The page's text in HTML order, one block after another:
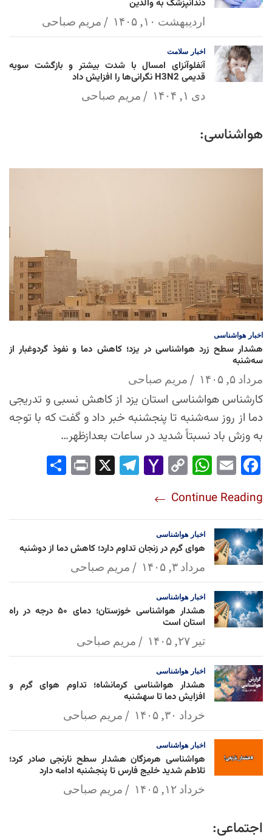
دندانپزشک به والدین
اردیبهشت ۱۰, ۱۴۰۵ مریم صباحی
اخبار سلامت
آنفلوآنزای امسال با شدت بیشتر و بازگشت سویه
قدیمی H3N2 نگرانی‌ها را افزایش داد
دی ۱, ۱۴۰۴ مریم صباحی
هواشناسی:
اخبار هواشناسی
هشدار سطح زرد هواشناسی در یزد؛ کاهش دما و نفوذ گردوغبار از
سه‌شنبه
مرداد ۵, ۱۴۰۵ مریم صباحی
کارشناس هواشناسی استان یزد از کاهش نسبی و تدریجی
دما از روز سه‌شنبه تا پنجشنبه خبر داد و گفت که با توجه
به وزش باد نسبتاً شدید در ساعات بعدازظهر…
Fac
ok
Em
Wh
Ap
p
Co
Lin
k
Yah
l
Tel
Pri
Continue Reading
اخبار هواشناسی
هوای گرم در زنجان تداوم دارد؛ کاهش دما از دوشنبه
مرداد ۳, ۱۴۰۵ مریم صباحی
اخبار هواشناسی
هشدار هواشناسی خوزستان؛ دمای ۵۰ درجه در راه
استان است
تیر ۲۷, ۱۴۰۵ مریم صباحی
اخبار هواشناسی
هشدار هواشناسی کرمانشاه؛ تداوم هوای گرم و
افزایش دما تا سهشنبه
خرداد ۳۰, ۱۴۰۵ مریم صباحی
اخبار هواشناسی
هواشناسی هرمزگان هشدار سطح نارنجی صادر کرد؛
تلاطم شدید خلیج فارس تا پنجشنبه ادامه دارد
خرداد ۱۲, ۱۴۰۵ مریم صباحی
اجتماعی: